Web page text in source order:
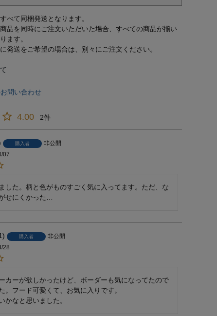
べて同梱発送となります。
品を同時にご注文いただいた場合、すべての商品が揃い
ます。
発送をご希望の場合は、別々にご注文ください。
問い合わせ
4.00 2
購入者
非公開
07
した。柄と色がものすごく気に入ってます。ただ、な
せにくかった…
購入者
非公開
28
カーが欲しかったけど、ボーダーも気になってたので
。フード可愛くて、お気に入りです。
かなと思いました。